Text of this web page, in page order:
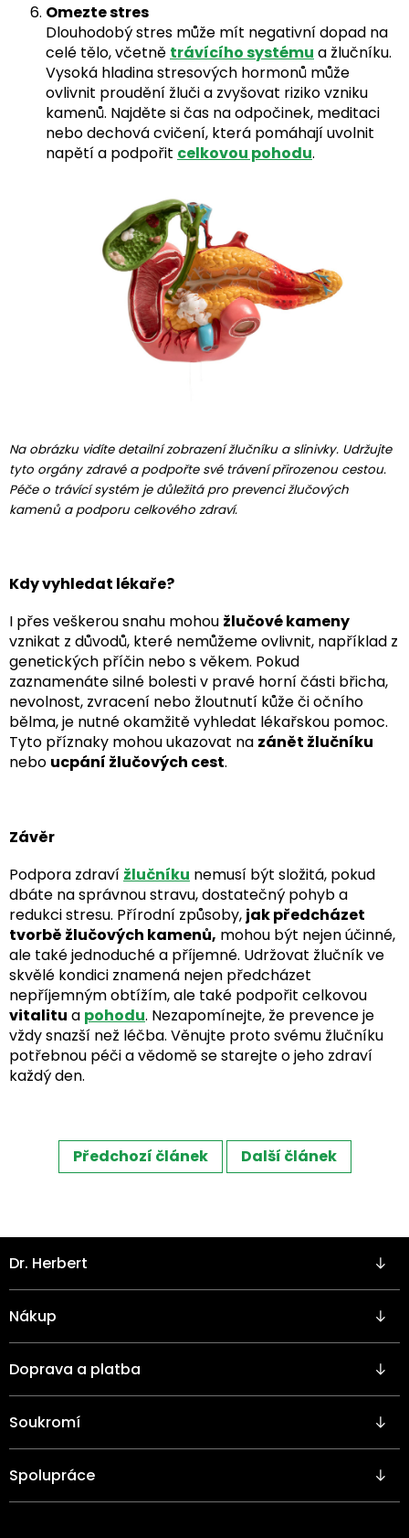
Omezte stres
Dlouhodobý stres může mít negativní dopad na
celé tělo, včetně trávícího systému a žlučníku.
Vysoká hladina stresových hormonů může
ovlivnit proudění žluči a zvyšovat riziko vzniku
kamenů. Najděte si čas na odpočinek, meditaci
nebo dechová cvičení, která pomáhají uvolnit
napětí a podpořit celkovou pohodu.
Na obrázku vidíte detailní zobrazení žlučníku a slinivky. Udržujte
tyto orgány zdravé a podpořte své trávení přirozenou cestou.
Péče o trávící systém je důležitá pro prevenci žlučových
kamenů a podporu celkového zdraví.
Kdy vyhledat lékaře?
I přes veškerou snahu mohou žlučové kameny
vznikat z důvodů, které nemůžeme ovlivnit, například z
genetických příčin nebo s věkem. Pokud
zaznamenáte silné bolesti v pravé horní části břicha,
nevolnost, zvracení nebo žloutnutí kůže či očního
bělma, je nutné okamžitě vyhledat lékařskou pomoc.
Tyto příznaky mohou ukazovat na zánět žlučníku
nebo ucpání žlučových cest.
Závěr
Podpora zdraví žlučníku nemusí být složitá, pokud
dbáte na správnou stravu, dostatečný pohyb a
redukci stresu. Přírodní způsoby, jak předcházet
tvorbě žlučových kamenů, mohou být nejen účinné,
ale také jednoduché a příjemné. Udržovat žlučník ve
skvělé kondici znamená nejen předcházet
nepříjemným obtížím, ale také podpořit celkovou
vitalitu a pohodu. Nezapomínejte, že prevence je
vždy snazší než léčba. Věnujte proto svému žlučníku
potřebnou péči a vědomě se starejte o jeho zdraví
každý den.
Předchozí článek Další článek
Z
á
p
a
Dr. Herbert
Nákup
Doprava a platba
Soukromí
Spolupráce